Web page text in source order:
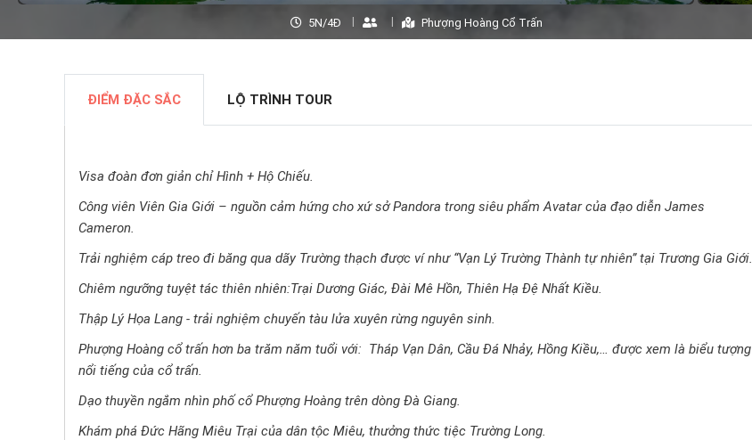
5N/4Đ Phượng Hoàng Cổ Trấn
ĐIỂM ĐẶC SẮC LỘ TRÌNH TOUR
Visa đoàn đơn giản chỉ Hình + Hộ Chiếu.
Công viên Viên Gia Giới – nguồn cảm hứng cho xứ sở Pandora trong siêu phẩm Avatar của đạo diễn James
Cameron.
Trải nghiệm cáp treo đi băng qua dãy Trường thạch được ví như “Vạn Lý Trường Thành tự nhiên” tại Trương Gia Giới.
Chiêm ngưỡng tuyệt tác thiên nhiên:Trại Dương Giác, Đài Mê Hồn, Thiên Hạ Đệ Nhất Kiều.
Thập Lý Họa Lang - trải nghiệm chuyến tàu lửa xuyên rừng nguyên sinh.
Phượng Hoàng cổ trấn hơn ba trăm năm tuổi với: Tháp Vạn Dân, Cầu Đá Nhảy, Hồng Kiều,… được xem là biểu tượng
nổi tiếng của cổ trấn.
Dạo thuyền ngắm nhìn phố cổ Phượng Hoàng trên dòng Đà Giang.
Khám phá Đức Hãng Miêu Trại của dân tộc Miêu, thưởng thức tiệc Trường Long.